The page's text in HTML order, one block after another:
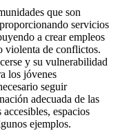
que son
servicios
a crear empleos
violenta de conflictos.
y su vulnerabilidad
los jóvenes
seguir
adecuada de las
espacios
ejemplos.